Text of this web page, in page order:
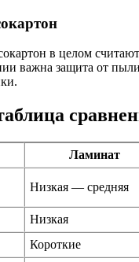
в целом
важна защита от
Ламинат
Низкая — средняя
Низкая
Короткие